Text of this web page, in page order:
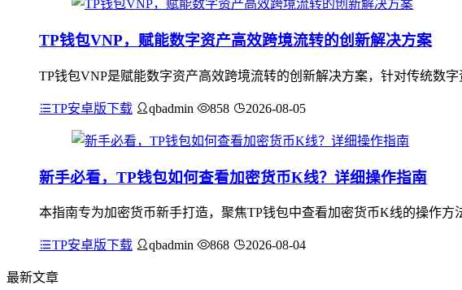
TP钱包VNP，赋能数字资产高效跨境流转的创新解决方案
TP钱包VNP是赋能数字资产高效跨境流转的创新解决方案，针对传统数
TP安卓版下载 qbadmin 858 2026-08-05
新手必看，TP钱包如何查看加密货币K线？详细操作指南
本指南专为加密货币新手打造，聚焦TP钱包中查看加密货币K线的操作
TP安卓版下载 qbadmin 868 2026-08-04
最新文章